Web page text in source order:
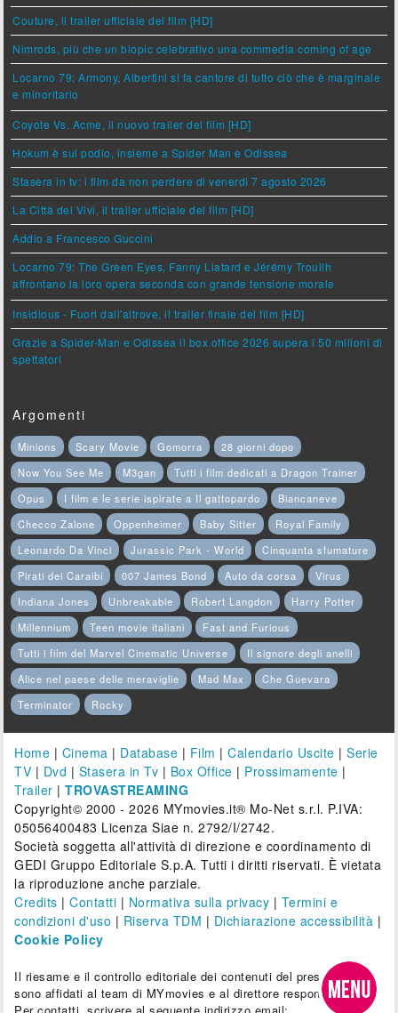
Couture, il trailer ufficiale del film [HD]
Nimrods, più che un biopic celebrativo una commedia coming of age
Locarno 79: Armony, Albertini si fa cantore di tutto ciò che è marginale
e minoritario
Coyote Vs. Acme, il nuovo trailer del film [HD]
Hokum è sul podio, insieme a Spider Man e Odissea
Stasera in tv: i film da non perdere di venerdì 7 agosto 2026
La Città dei Vivi, il trailer ufficiale del film [HD]
Addio a Francesco Guccini
Locarno 79: The Green Eyes, Fanny Liatard e Jérémy Trouilh
affrontano la loro opera seconda con grande tensione morale
Insidious - Fuori dall'altrove, il trailer finale del film [HD]
Grazie a Spider-Man e Odissea il box office 2026 supera i 50 milioni di
spettatori
Argomenti
Minions Scary Movie Gomorra
28 giorni dopo
Now You See Me
M3gan
Tutti i film dedicati a Dragon Trainer
Opus
I film e le serie ispirate a Il gattopardo
Biancaneve
Checco Zalone
Oppenheimer Baby Sitter
Royal Family
Leonardo Da Vinci
Jurassic Park - World
Cinquanta sfumature
Pirati dei Caraibi
007 James Bond Auto da corsa
Virus
Indiana Jones
Unbreakable Robert Langdon
Harry Potter
Millennium
Teen movie italiani
Fast and Furious
Tutti i film del Marvel Cinematic Universe
Il signore degli anelli
Alice nel paese delle meraviglie
Mad Max
Che Guevara
Terminator
Rocky
Home | Cinema | Database | Film |Calendario Uscite |Serie
TV | Dvd | Stasera in Tv | Box Office | Prossimamente |
Trailer |TROVASTREAMING
Copyright© 2000 - 2026 MYmovies.it® Mo-Net s.r.l. P.IVA:
05056400483 Licenza Siae n. 2792/I/2742.
Società soggetta all'attività di direzione e coordinamento di
GEDI Gruppo Editoriale S.p.A. Tutti i diritti riservati. È vietata
la riproduzione anche parziale.
Credits |Contatti | Normativa sulla privacy | Termini e
condizioni d'uso | Riserva TDM | Dichiarazione accessibilità |
Cookie Policy
Il riesame e il controllo editoriale dei contenuti del presente sito
sono affidati al team di MYmovies e al direttore responsabile.